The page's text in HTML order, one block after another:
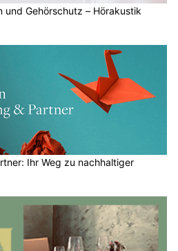
und Gehörschutz – Hörakustik
Ihr Weg zu nachhaltiger